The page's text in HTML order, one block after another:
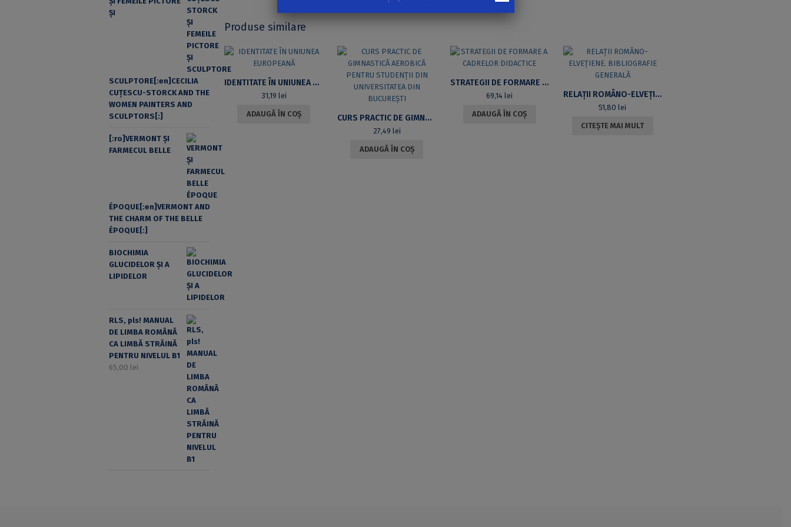
Produse similare
IDENTITATE ÎN UNIUNEA EUROPEANĂ
31,19 lei
ADAUGĂ ÎN COȘ CURS PRACTIC DE GIMNASTICĂ AEROBICĂ PENTRU STUDENȚII DIN UNIVERSITATEA DIN BUCUREȘTI
27,49 lei
ADAUGĂ ÎN COȘ
STRATEGII DE FORMARE A CADRELOR DIDACTICE
69,14lei
ADAUGĂ ÎN COȘ
RELAȚII ROMÂNO-ELVEȚIENE. BIBLIOGRAFIE GENERALĂ
51,80lei
CITEȘTE MAI MULT
ŞI
SCULPTORE[:en]CECILIA
CUŢESCU-STORCK AND THE
WOMEN PAINTERS AND
SCULPTORS[:]
[:ro]VERMONT ȘI
FARMECUL BELLE
ÉPOQUE[:en]VERMONT AND
THE CHARM OF THE BELLE
ÉPOQUE[:]
BIOCHIMIA
GLUCIDELOR ȘI A
LIPIDELOR
RLS, pls! MANUAL
DE LIMBA ROMÂNĂ
CA LIMBĂ STRĂINĂ
PENTRU NIVELUL B1
65,00 lei